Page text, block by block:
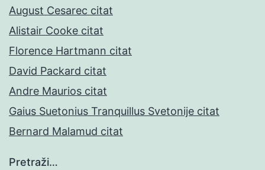
August Cesarec citat
Alistair Cooke citat
Florence Hartmann citat
David Packard citat
Andre Maurios citat
Gaius Suetonius Tranquillus Svetonije citat
Bernard Malamud citat
Pretraži…